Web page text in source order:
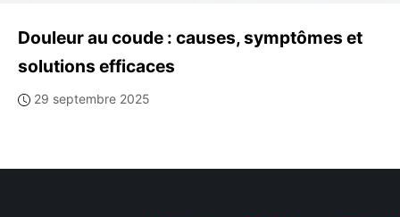
Douleur au coude : causes, symptômes et
solutions efficaces
29 septembre 2025